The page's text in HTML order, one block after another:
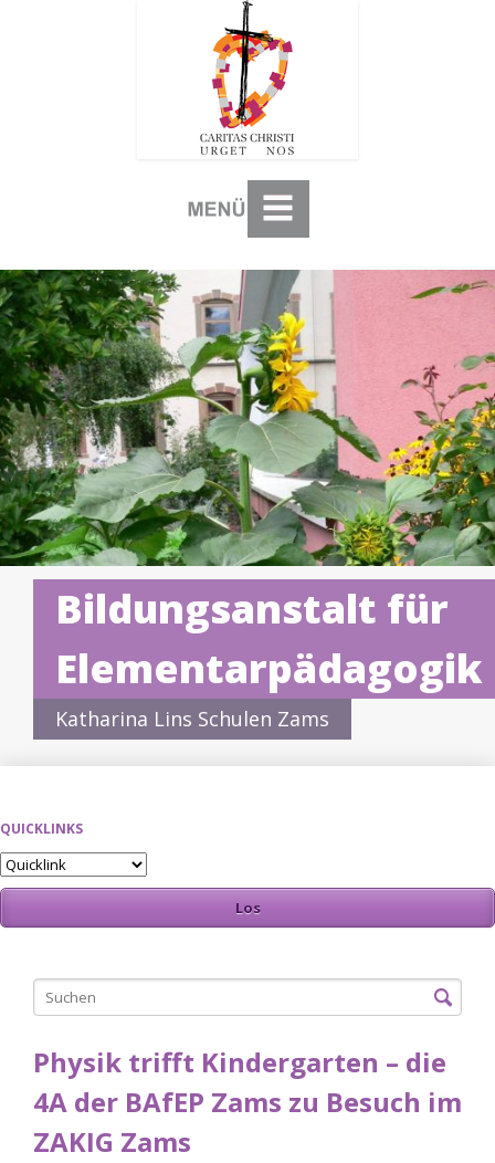
Bildungsanstalt für
Elementarpädagogik
Katharina Lins Schulen Zams
QUICKLINKS
Physik trifft Kindergarten – die
4A der BAfEP Zams zu Besuch im
ZAKIG Zams